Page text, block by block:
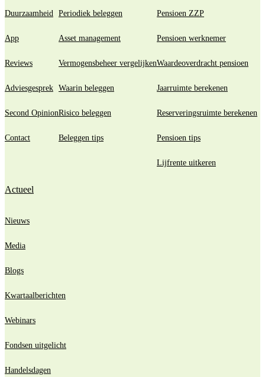
Duurzaamheid
App
Reviews
Adviesgesprek
Second Opinion
Contact
Periodiek beleggen
Asset management
Vermogensbeheer vergelijken
Waarin beleggen
Risico beleggen
Beleggen tips
Pensioen ZZP
Pensioen werknemer
Waardeoverdracht pensioen
Jaarruimte berekenen
Reserveringsruimte berekenen
Pensioen tips
Lijfrente uitkeren
Actueel
Nieuws
Media
Blogs
Kwartaalberichten
Webinars
Fondsen uitgelicht
Handelsdagen